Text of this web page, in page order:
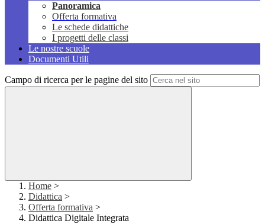
Panoramica
Offerta formativa
Le schede didattiche
I progetti delle classi
Le nostre scuole
Documenti Utili
Campo di ricerca per le pagine del sito
Home >
Didattica >
Offerta formativa >
Didattica Digitale Integrata